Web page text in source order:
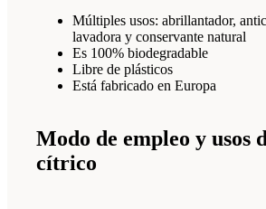
Múltiples usos: abrillantador,
lavadora y conservante natural
Es 100% biodegradable
Libre de plásticos
Está fabricado en Europa
Modo de empleo y usos
cítrico